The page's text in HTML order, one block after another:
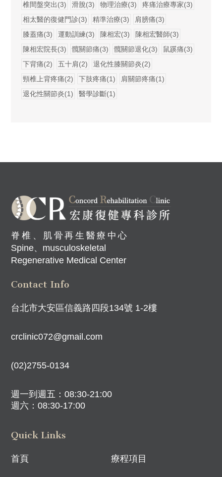
椎間盤突出(3)
滑脫(3) 物理治療(3)
疼痛治療專家(3)
相太醫的復健門診(3)
精準治療(3)
肩膀痛(3)
膝蓋痛(3)
運動訓練(3) 陳相宏(3)
陳相宏醫師(3)
陳相宏院長(3)
髖關節痛(3) 髖關節退化(3)
鼠蹊痛(3)
下背痛(2)
五十肩(2)
退化性膝關節炎(2)
頸椎上背疼痛(2)
下肢疼痛(1)
肩關節疼痛(1)
退化性關節炎(1)
醫學診斷(1)
脊椎、肌骨再生醫療中心
Spine、musculoskeletal
Regenerative Medical Center
Contact Info
台北市大安區信義路四段134號 1-2樓
crclinic072@gmail.com
(02)2755-0134
週一到週五：08:30-21:00
週六：08:30-17:00
Quick Links
首頁 療程項目